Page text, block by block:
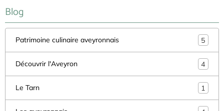
Blog
Patrimoine culinaire aveyronnais 5
Découvrir l'Aveyron 4
Le Tarn 1